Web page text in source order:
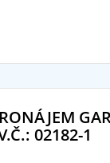
02182-1